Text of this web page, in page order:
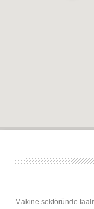
Makine sektöründe